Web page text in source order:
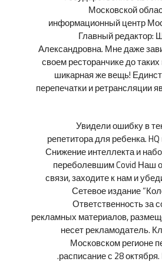
Московской
информационный центр
Главный редактор:
Александровна. Мне даже
своем ресторанчике до
шикарная же вещь!
перепечатки и ретрансляции
Увидели ошибку в
репетитора для ребенка.
Снижение интеллекта и
переболевшим Covid Наш
связи, заходите к нам и
Сетевое издание
Ответственность за
рекламных материалов,
несет рекламодатель.
Московском регионе
расписание с 28